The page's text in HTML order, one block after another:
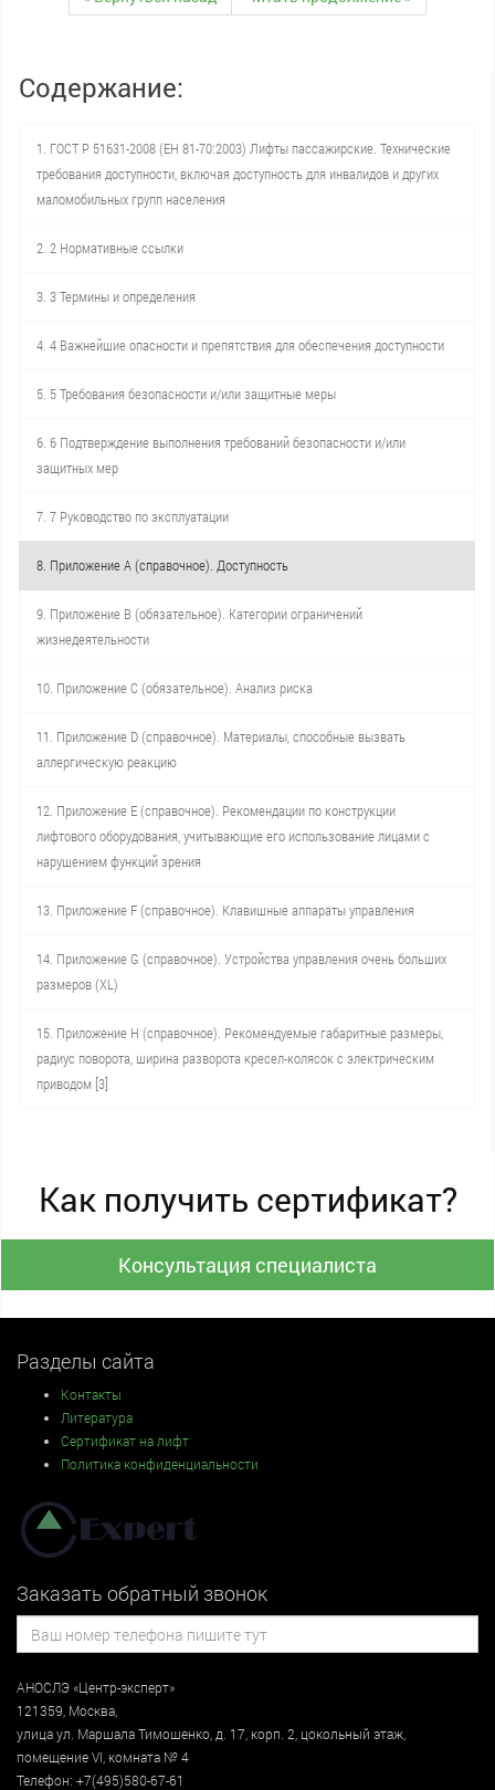
Содержание:
1. ГОСТ Р 51631-2008 (ЕН 81-70:2003) Лифты пассажирские. Технические
требования доступности, включая доступность для инвалидов и других
маломобильных групп населения
2. 2 Нормативные ссылки
3. 3 Термины и определения
4. 4 Важнейшие опасности и препятствия для обеспечения доступности
5. 5 Требования безопасности и/или защитные меры
6. 6 Подтверждение выполнения требований безопасности и/или
защитных мер
7. 7 Руководство по эксплуатации
8. Приложение А (справочное). Доступность
9. Приложение В (обязательное). Категории ограничений
жизнедеятельности
10. Приложение С (обязательное). Анализ риска
11. Приложение D (справочное). Материалы, способные вызвать
аллергическую реакцию
12. Приложение Е (справочное). Рекомендации по конструкции
лифтового оборудования, учитывающие его использование лицами с
нарушением функций зрения
13. Приложение F (справочное). Клавишные аппараты управления
14. Приложение G (справочное). Устройства управления очень больших
размеров (XL)
15. Приложение Н (справочное). Рекомендуемые габаритные размеры,
радиус поворота, ширина разворота кресел-колясок с электрическим
приводом [3]
Как получить сертификат?
Консультация специалиста
Разделы сайта
Контакты
Литература
Сертификат на лифт
Политика конфиденциальности
Заказать обратный звонок
АНОСЛЭ «Центр-эксперт»
121359 Москва
улицаул. Маршала Тимошенко, д. 17, корп. 2, цокольный этаж
помещение VI, комната № 4
Телефон: +7(495)580-67-61